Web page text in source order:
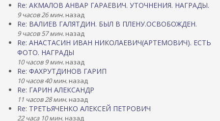
Re: АКМАЛОВ АНВАР ГАРАЕВИЧ. УТОЧНЕНИЯ. НАГРАДЫ.
9 часов 26 мин. назад
Re: ВАЛИЕВ ГАЛЯТДИН. БЫЛ В ПЛЕНУ.ОСВОБОЖДЕН.
9 часов 57 мин. назад
Re: АНАСТАСИН ИВАН НИКОЛАЕВИЧ(АРТЕМОВИЧ). ЕСТЬ
ФОТО. НАГРАДЫ
10 часов 9 мин. назад
Re: ФАХРУТДИНОВ ГАРИП
10 часов 40 мин. назад
Re: ГАРИН АЛЕКСАНДР
11 часов 28 мин. назад
Re: ТРЕТЬЯЧЕНКО АЛЕКСЕЙ ПЕТРОВИЧ
22 часа 10 мин. назад